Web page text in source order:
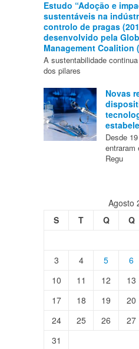
Estudo “Adoção e
sustentáveis na
controlo de pragas
desenvolvido pela
Management Coalition
A sustentabilidade
dos pilares
Novas
Desde
entraram
Regu
Agosto
S
T Q Q
3
4 5 6
10
11 12 13
17
18 19 20
24
25 26 27
31